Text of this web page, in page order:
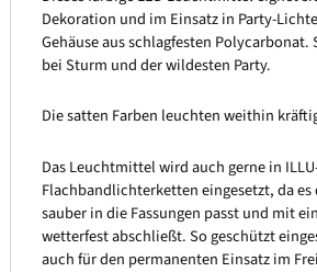
Dekoration und im Einsatz in Party-
Gehäuse aus schlagfesten Polycarbonat.
bei Sturm und der wildesten Party.
Die satten Farben leuchten weithin
Das Leuchtmittel wird auch gerne in
Flachbandlichterketten eingesetzt, da
sauber in die Fassungen passt und mit
wetterfest abschließt. So geschützt
auch für den permanenten Einsatz im